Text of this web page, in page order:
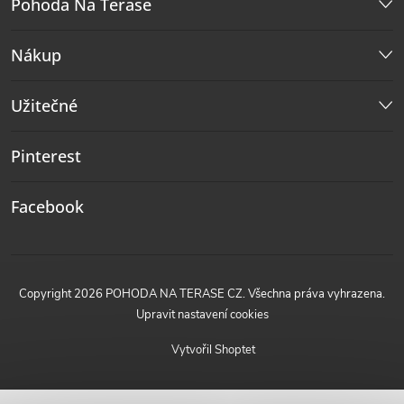
Nákup
Užitečné
Pinterest
Facebook
Vytvořil Shoptet
Copyright 2026 POHODA NA TERASE CZ. Všechna práva vyhrazena.
Upravit nastavení cookies